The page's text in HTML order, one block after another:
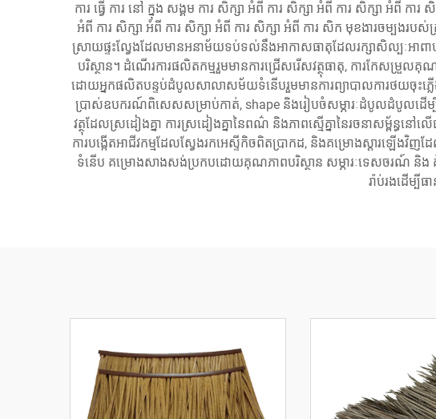
ការ ធ្វើ ការ នៅ ក្នុង សង្គម ការ សិក្សា អំពី ការ សិក្សា អំពី ការ សិក្សា អំពី ក
អំពី ការ សិក្សា អំពី ការ សិក្សា អំពី ការ សិក្សា អំពី ការ សិក មុខងារចម្បងរបស់
ស្រាយផ្ទះល្វែងដែលមានអនាម័យទប់ទល់នឹងអាកាសធាតុដែលរក្សាសិល្បៈអាពា
បរិស្ថាន។ ដំណើរការផលិតកម្មរួមមានការជ្រើសរើសវត្ថុធាតុ, ការកែសម្រួ
ដោយអ្នកផលិតបន្ទប់ដំបូលសាលាសម័យទំនើបរួមមានការព្យាបាលការថយចុះភ្លើ
ប្រាស់ឧបករណ៍ពិសេសសម្រាប់កាត់, shape និងរៀបចំសម្ភារៈដំបូលដំបូលដើម្បី
វត្ថុដែលស្រដៀងគ្នា ការស្រដៀងគ្នានៃពណ៌ និងភាពស្មើគ្នានៃរចនាស
ការបង្កើតអាជីវកម្មដែលស្វែងរកអេស្ទីកិចពិតប្រាកដ, និងគម្រោងស្តារឡើងវិញ
ទំនើប គម្រោងសាងសង់ប្រកបដោយគុណភាពបរិស្ថាន សម្ភារៈទេសចរណ៍ និង គំនិ
រ៉ាប់រងដើម្បី